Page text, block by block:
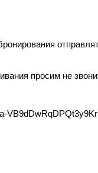
просим не